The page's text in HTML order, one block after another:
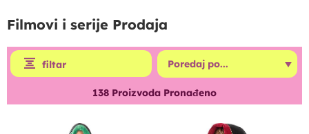
Filmovi i serije Prodaja
filtar
138 Proizvoda Pronađeno